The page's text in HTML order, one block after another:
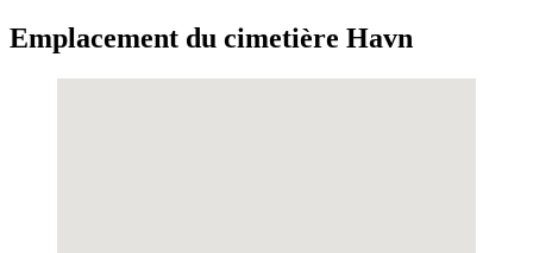
Emplacement du cimetière Havn